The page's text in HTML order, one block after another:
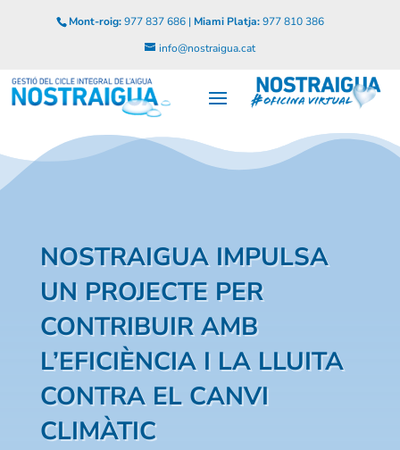
Mont-roig:977 837 686 | Miami Platja:977 810 386
info@nostraigua.cat
NOSTRAIGUA IMPULSA
UN PROJECTE PER
CONTRIBUIR AMB
L’EFICIÈNCIA I LA LLUITA
CONTRA EL CANVI
CLIMÀTIC